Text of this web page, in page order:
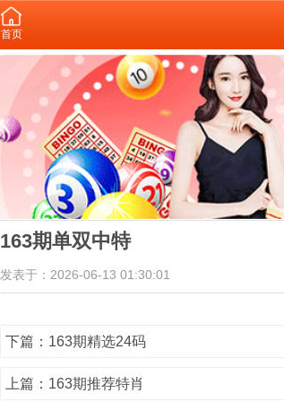
首页
163期单双中特
发表于：2026-06-13 01:30:01
下篇：163期精选24码
上篇：163期推荐特肖